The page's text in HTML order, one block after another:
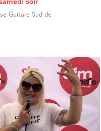
Guitare Sud de